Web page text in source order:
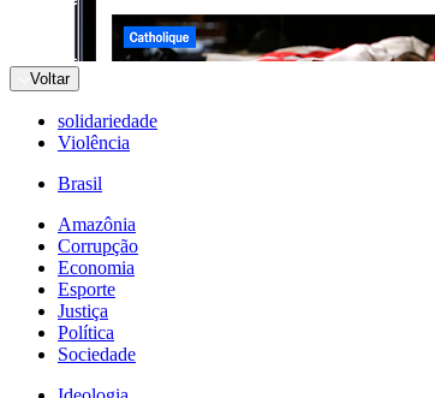
Voltar
solidariedade
Violência
Brasil
Amazônia
Corrupção
Economia
Esporte
Justiça
Política
Sociedade